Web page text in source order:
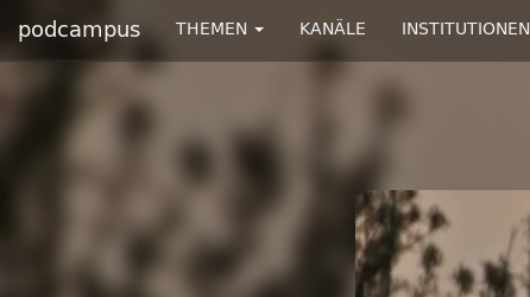
podcampus THEMEN KANÄLE INSTITUTIONEN